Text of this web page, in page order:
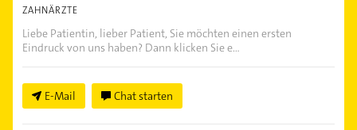
ZAHNÄRZTE
Liebe Patientin, lieber Patient, Sie möchten einen ersten
Eindruck von uns haben? Dann klicken Sie e...
E-Mail Chat starten